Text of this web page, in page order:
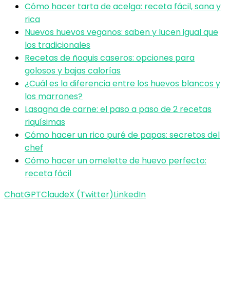
Cómo hacer tarta de acelga: receta fácil, sana y
rica
Nuevos huevos veganos: saben y lucen igual que
los tradicionales
Recetas de ñoquis caseros: opciones para
golosos y bajas calorías
¿Cuál es la diferencia entre los huevos blancos y
los marrones?
Lasagna de carne: el paso a paso de 2 recetas
riquísimas
Cómo hacer un rico puré de papas: secretos del
chef
Cómo hacer un omelette de huevo perfecto:
receta fácil
ChatGPTClaudeX (Twitter)LinkedIn